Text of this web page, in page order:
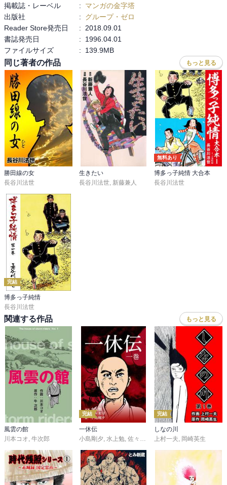
それなりの年齢でまんがで源氏物語を読むのならば、やはり大和和
紀さんが素晴らしい作品を残しているので、解釈的にもそちらのほ
うが良いかな～というのが正直な感想です。
掲載誌・レーベル :
マンガの金字塔
出版社
:
グループ・ゼロ
Reader Store発売日
:
2018.09.01
書誌発売日
:
1996.04.01
ファイルサイズ
: 139.9MB
同じ著者の作品 もっと見る
勝田線の女
長谷川法世
生きたい
長谷川法世, 新藤兼人
無料あり
博多っ子純情 大合本
長谷川法世
完結
博多っ子純情
長谷川法世
関連する作品 もっと見る
風雲の館
川本コオ, 牛次郎
完結
一休伝
小島剛夕, 水上勉, 佐々木守
完結
しなの川
上村一夫, 岡崎英生